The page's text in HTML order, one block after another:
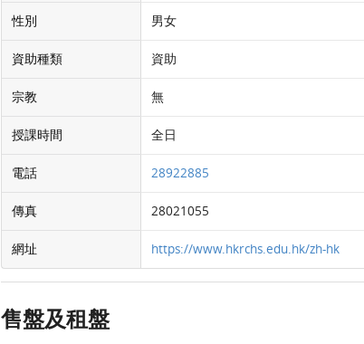
性別 男女
資助種類 資助
宗教 無
授課時間 全日
電話 28922885
傳真 28021055
網址 https://www.hkrchs.edu.hk/zh-hk
售盤及租盤